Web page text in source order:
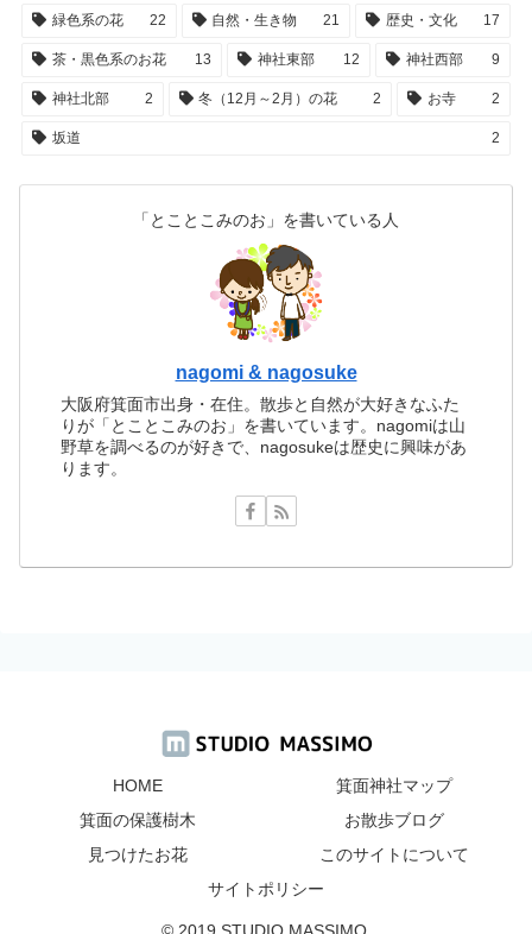
緑色系の花 22 自然・生き物 21 歴史・文化 17
茶・黒色系のお花 13 神社東部 12 神社西部 9
神社北部 2 冬（12月～2月）の花 2 お寺 2
坂道 2
「とことこみのお」を書いている人
nagomi & nagosuke
大阪府箕面市出身・在住。散歩と自然が大好きなふた
りが「とことこみのお」を書いています。nagomiは山
野草を調べるのが好きで、nagosukeは歴史に興味があ
ります。
HOME
箕面神社マップ
箕面の保護樹木
お散歩ブログ
見つけたお花
このサイトについて
サイトポリシー